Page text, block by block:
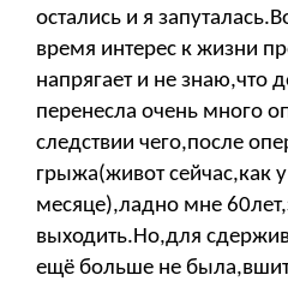
остались и я
время интерес к жизни
напрягает и не знаю,что
перенесла очень много
следствии чего,после
грыжа(живот сейчас,как
месяце),ладно мне
выходить.Но,для
ещё больше не